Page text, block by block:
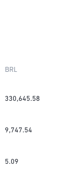
BRL
330,645.58
9,747.54
5.09